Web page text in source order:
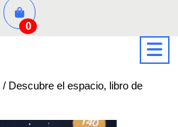
0
/ Descubre el espacio, libro de